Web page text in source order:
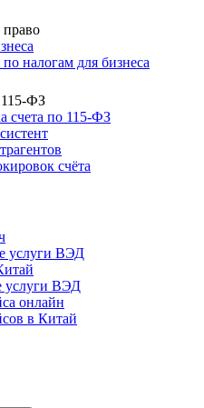
налогам для бизнеса
115-ФЗ
счета по 115-ФЗ
счёта
услуги ВЭД
услуги ВЭД
онлайн
в Китай